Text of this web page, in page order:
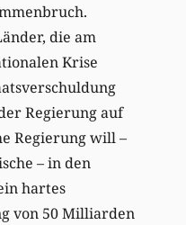
die am
Krise
Regierung auf
Regierung will –
– in den
hartes
von 50 Milliarden